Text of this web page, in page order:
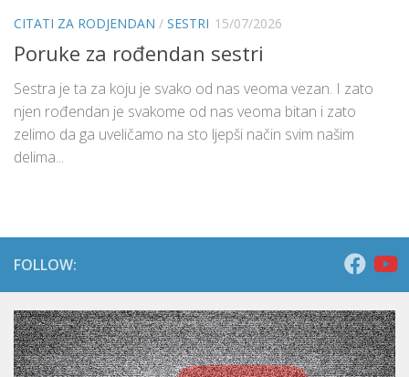
CITATI ZA RODJENDAN / SESTRI 15/07/2026
Poruke za rođendan sestri
Sestra je ta za koju je svako od nas veoma vezan. I zato
njen rođendan je svakome od nas veoma bitan i zato
zelimo da ga uveličamo na sto ljepši način svim našim
delima...
FOLLOW: